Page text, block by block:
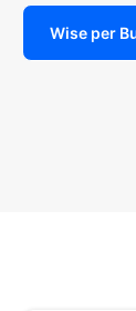
Wise per